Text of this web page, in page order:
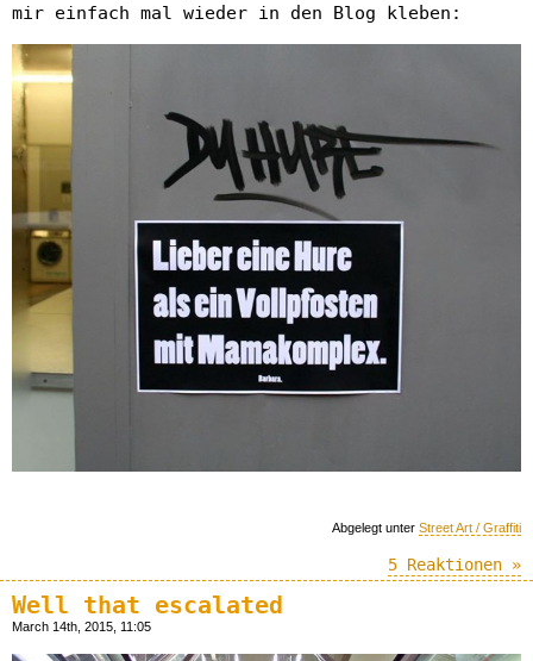
mir einfach mal wieder in den Blog kleben:
Abgelegt unter Street Art / Graffiti
5 Reaktionen »
Well that escalated
March 14th, 2015, 11:05